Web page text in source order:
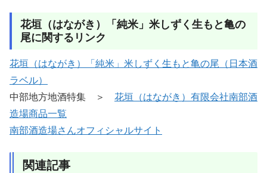
花垣（はながき）「純米」米しずく生もと亀の
尾に関するリンク
花垣（はながき）「純米」米しずく生もと亀の尾（日本酒
ラベル）
中部地方地酒特集 ＞ 花垣（はながき）有限会社南部酒
造場商品一覧
南部酒造場さんオフィシャルサイト
関連記事